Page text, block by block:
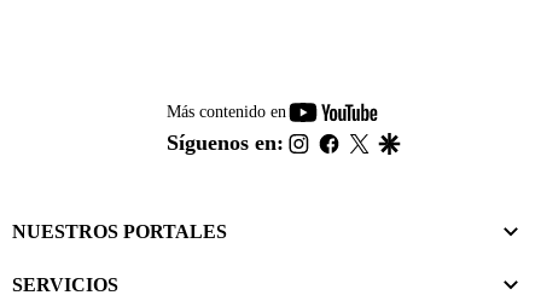
Más contenido en
youtube-
footer
Síguenos en: instagram
facebook
twitter
NUESTROS PORTALES
SERVICIOS